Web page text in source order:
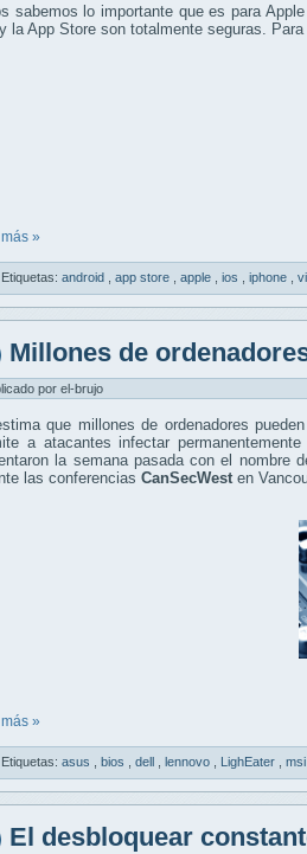
sabemos lo importante que es para
la App Store son totalmente seguras.
»
Etiquetas: android app store apple ios iphone
Millones de
por el-brujo
que millones de ordenadores
a atacantes infectar
la semana pasada con el nombre
las conferencias CanSecWest en
»
Etiquetas: asus bios dell lennovo LighEater msi
El desbloquear